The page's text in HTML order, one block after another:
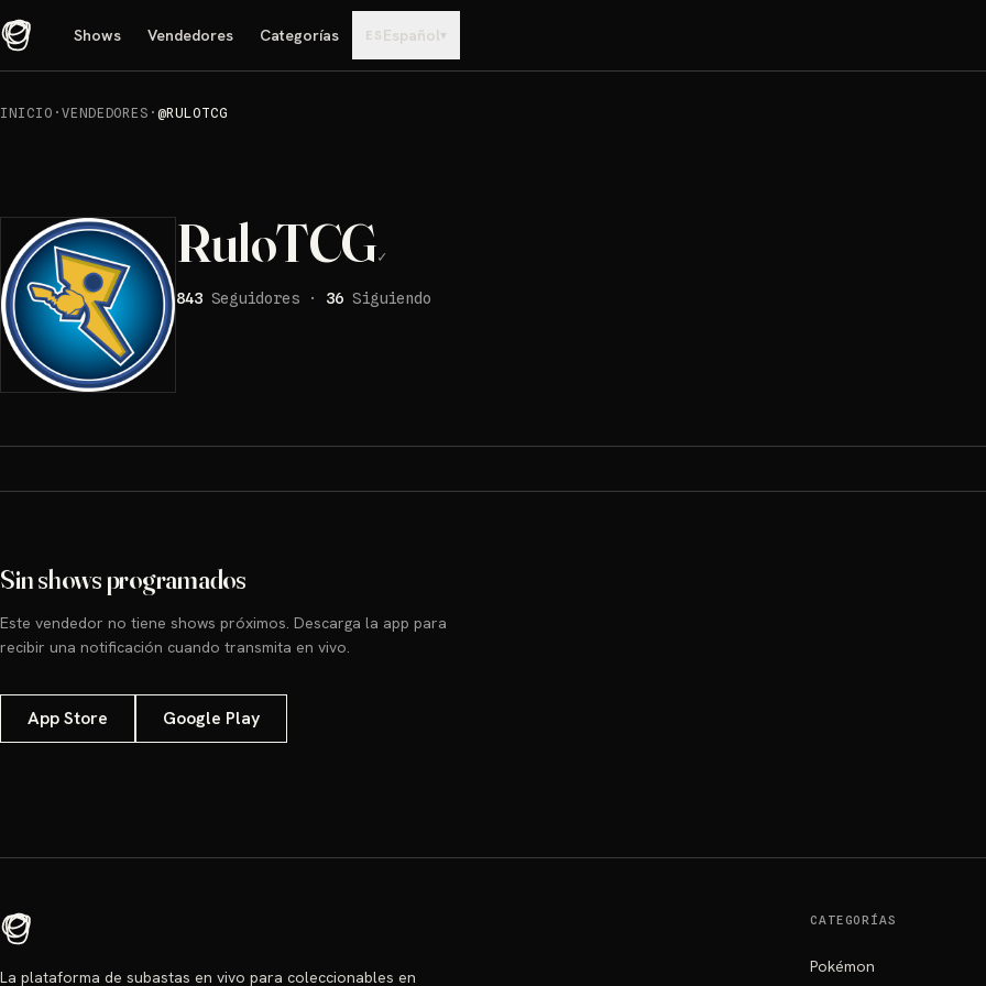
Shows Vendedores Categorías ES Español▾
INICIO · VENDEDORES ·@RULOTCG
RuloTCG✓
843 Seguidores · 36 Siguiendo
Sin shows programados
Este vendedor no tiene shows próximos. Descarga la app para
recibir una notificación cuando transmita en vivo.
App Store Google Play
La plataforma de subastas en vivo para coleccionables en
CATEGORÍAS
Pokémon